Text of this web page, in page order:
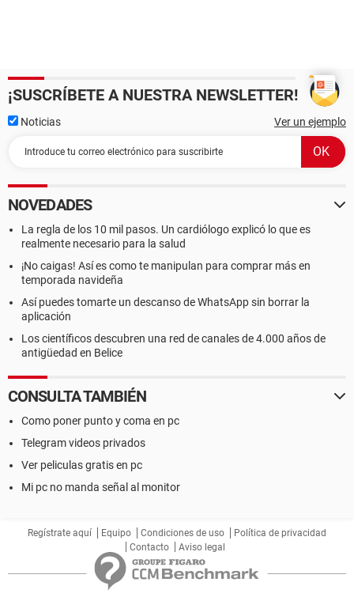
¡SUSCRÍBETE A NUESTRA NEWSLETTER!
Noticias Ver un ejemplo
NOVEDADES
La regla de los 10 mil pasos. Un cardiólogo explicó lo que es
realmente necesario para la salud
¡No caigas! Así es como te manipulan para comprar más en
temporada navideña
Así puedes tomarte un descanso de WhatsApp sin borrar la
aplicación
Los científicos descubren una red de canales de 4.000 años de
antigüedad en Belice
CONSULTA TAMBIÉN
Como poner punto y coma en pc
Telegram videos privados
Ver peliculas gratis en pc
Mi pc no manda señal al monitor
Regístrate aquí Equipo Condiciones de uso
Política de privacidad
Contacto
Aviso legal